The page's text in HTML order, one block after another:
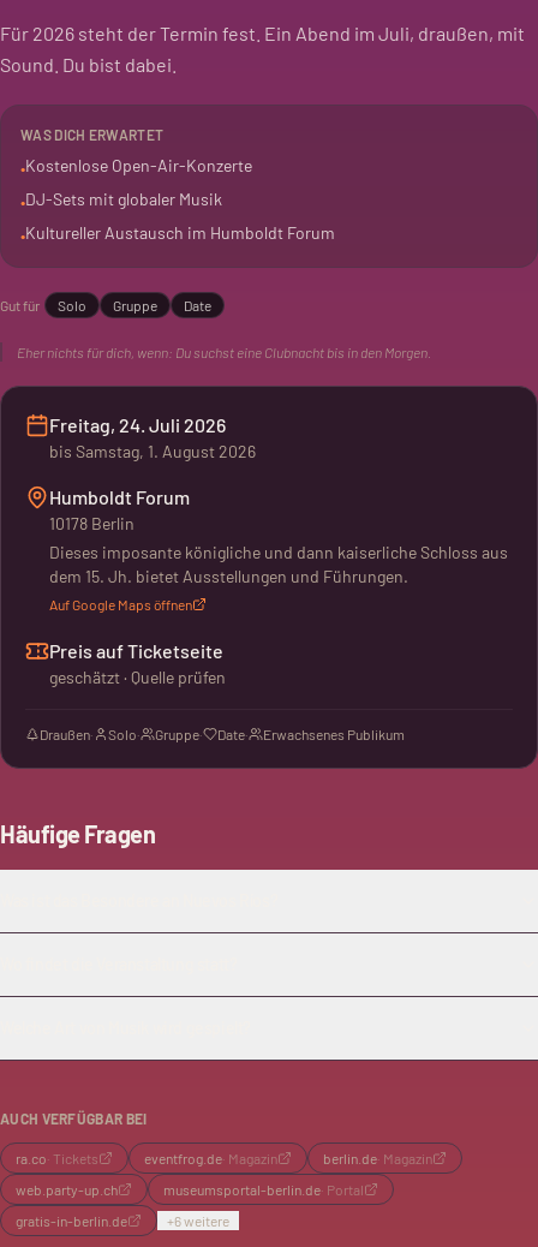
Für 2026 steht der Termin fest. Ein Abend im Juli, draußen, mit
Sound. Du bist dabei.
WAS DICH ERWARTET
•Kostenlose Open-Air-Konzerte
•DJ-Sets mit globaler Musik
•Kultureller Austausch im Humboldt Forum
Gut für Solo Gruppe Date
Eher nichts für dich, wenn: Du suchst eine Clubnacht bis in den Morgen.
Freitag, 24. Juli 2026
bis Samstag, 1. August 2026
Humboldt Forum
10178 Berlin
Dieses imposante königliche und dann kaiserliche Schloss aus
dem 15. Jh. bietet Ausstellungen und Führungen.
Auf Google Maps öffnen
Preis auf Ticketseite
geschätzt · Quelle prüfen
Draußen· Solo· Gruppe· Date· Erwachsenes Publikum
Häufige Fragen
AUCH VERFÜGBAR BEI
ra.co· Tickets eventfrog.de· Magazin berlin.de· Magazin
web.party-up.ch
museumsportal-berlin.de· Portal
gratis-in-berlin.de
+6weitere